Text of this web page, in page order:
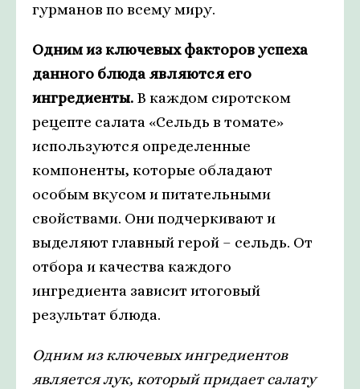
гурманов по всему миру.
Одним из ключевых факторов успеха
данного блюда являются его
ингредиенты. В каждом сиротском
рецепте салата «Сельдь в томате»
используются определенные
компоненты, которые обладают
особым вкусом и питательными
свойствами. Они подчеркивают и
выделяют главный герой – сельдь. От
отбора и качества каждого
ингредиента зависит итоговый
результат блюда.
Одним из ключевых ингредиентов
является лук, который придает салату